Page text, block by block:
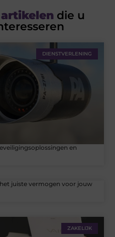
die u
DIENSTVERLENING
en
juiste vermogen voor jouw
ZAKELIJK